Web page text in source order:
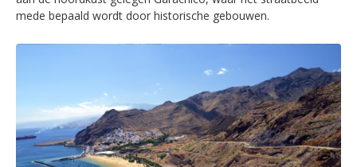
mede bepaald wordt door historische gebouwen.